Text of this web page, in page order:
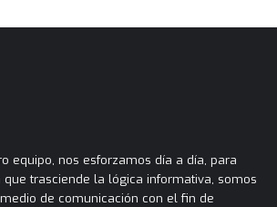
equipo, nos esforzamos día a día, para
trasciende la lógica informativa, somos
de comunicación con el fin de